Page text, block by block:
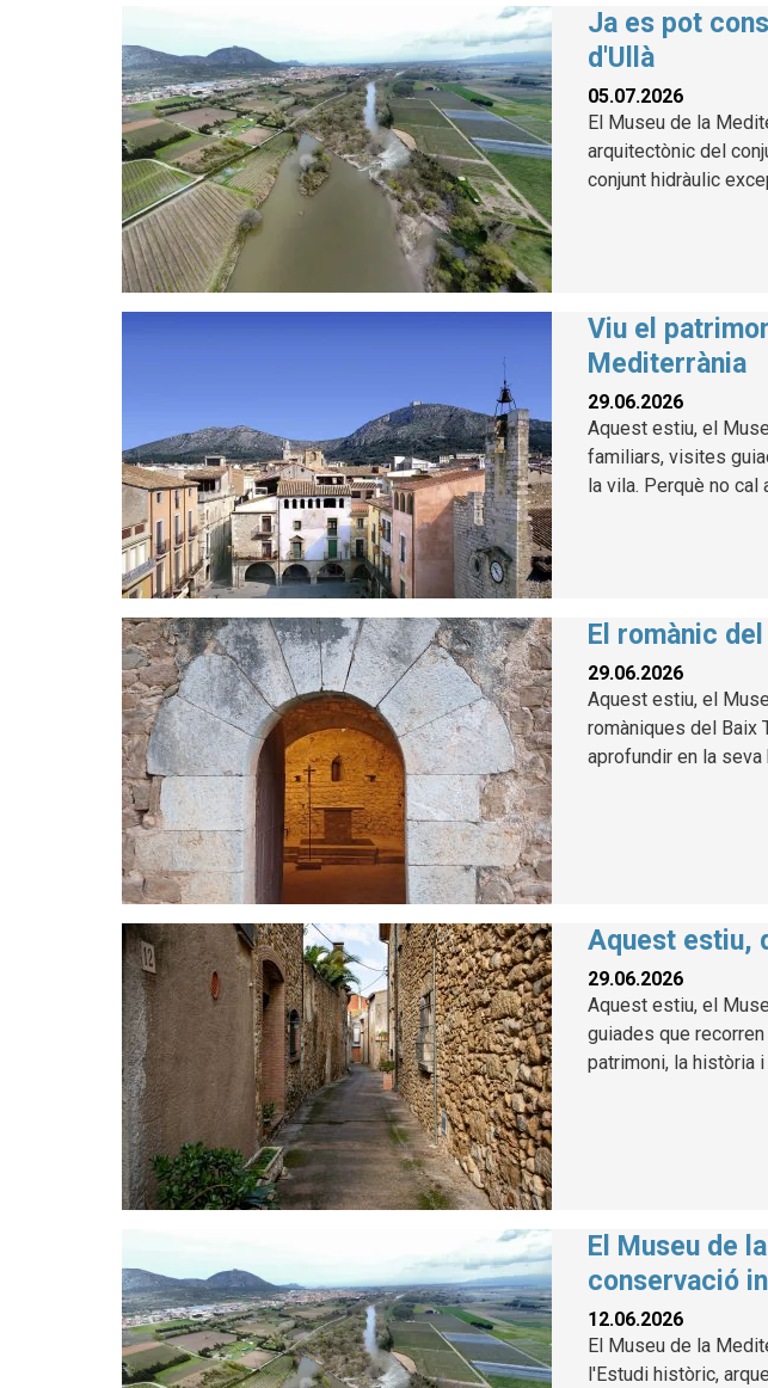
Ja es pot
d'Ullà
05.07.2026
El Museu de la
arquitectònic del
conjunt hidràulic
Viu el
Mediterrània
29.06.2026
Aquest estiu, el
familiars, visites
la vila. Perquè no
El romànic
29.06.2026
Aquest estiu, el
romàniques del Baix
aprofundir en la
Aquest estiu,
29.06.2026
Aquest estiu, el
guiades que
patrimoni, la història
El Museu de
conservació
12.06.2026
El Museu de la
l'Estudi històric,